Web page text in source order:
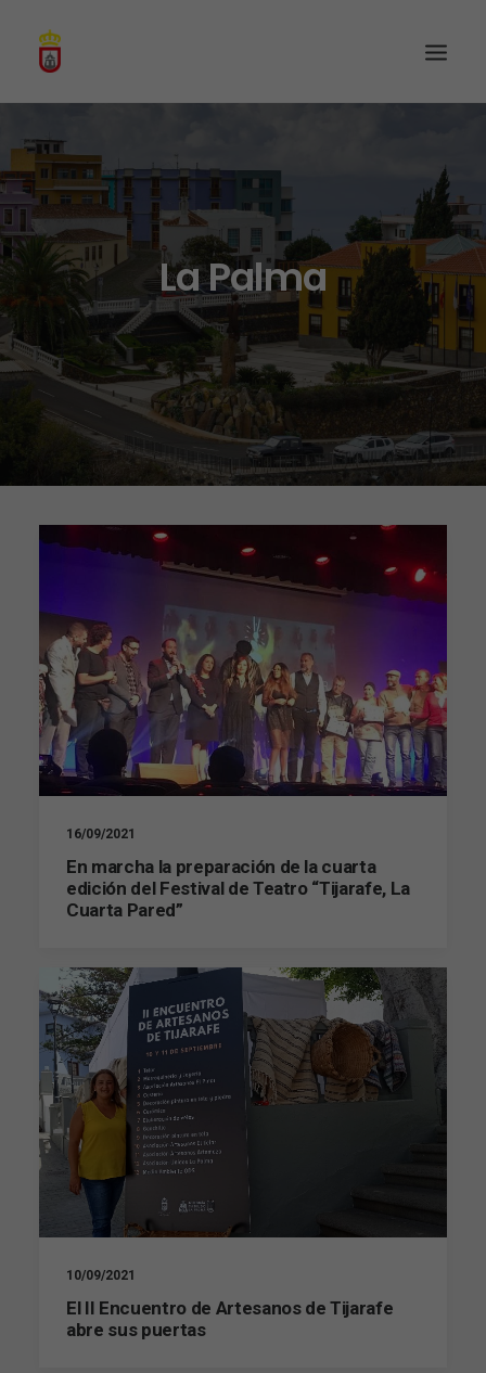
La Palma
16/09/2021
En marcha la preparación de la cuarta
edición del Festival de Teatro “Tijarafe, La
Cuarta Pared”
10/09/2021
El II Encuentro de Artesanos de Tijarafe
abre sus puertas